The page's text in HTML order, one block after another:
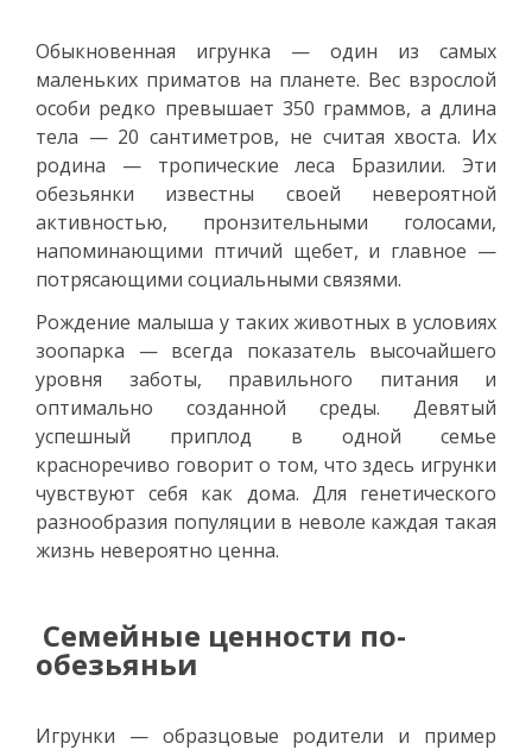
Обыкновенная игрунка — один из самых
маленьких приматов на планете. Вес взрослой
особи редко превышает 350 граммов, а длина
тела — 20 сантиметров, не считая хвоста. Их
родина — тропические леса Бразилии. Эти
обезьянки известны своей невероятной
активностью, пронзительными голосами,
напоминающими птичий щебет, и главное —
потрясающими социальными связями.
Рождение малыша у таких животных в условиях
зоопарка — всегда показатель высочайшего
уровня заботы, правильного питания и
оптимально созданной среды. Девятый
успешный приплод в одной семье
красноречиво говорит о том, что здесь игрунки
чувствуют себя как дома. Для генетического
разнообразия популяции в неволе каждая такая
жизнь невероятно ценна.
Семейные ценности по-
обезьяньи
Игрунки — образцовые родители и пример